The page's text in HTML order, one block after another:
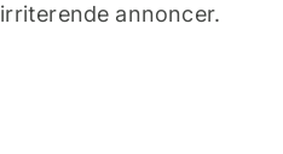
irriterende annoncer.